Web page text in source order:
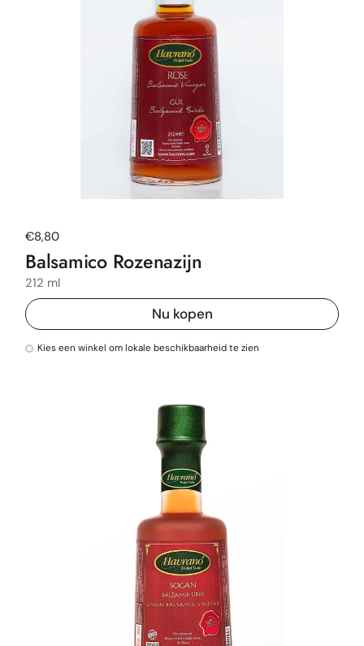
Normale prijs
€8,80
Balsamico Rozenazijn
212 ml
Nu kopen
Kies een winkel om lokale beschikbaarheid te zien